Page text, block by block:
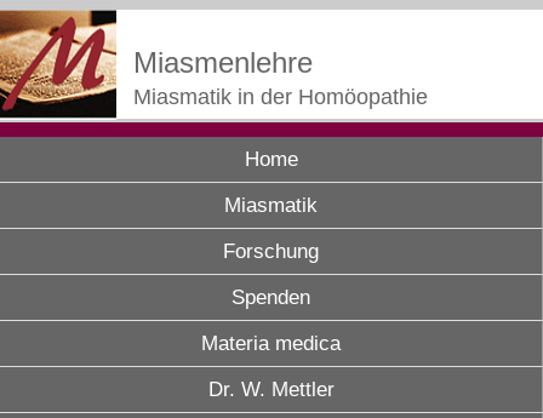
Miasmenlehre
Miasmatik in der Homöopathie
Home
Miasmatik
Forschung
Spenden
Materia medica
Dr. W. Mettler